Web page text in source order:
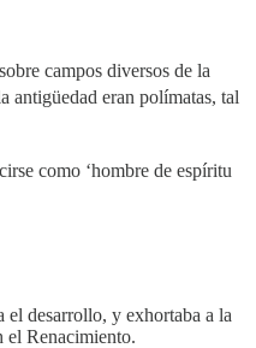
campos diversos de la
antigüedad eran polímatas, tal
como ‘hombre de espíritu
el desarrollo, y exhortaba a la
el Renacimiento.